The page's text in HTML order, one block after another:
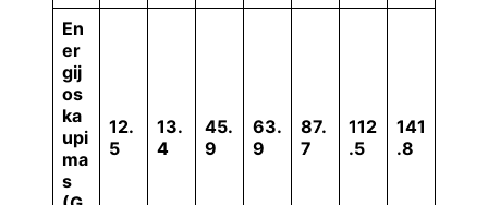
En
er
gij
os
ka
upi
ma
s
12.
5
13.
4
45.
9
63.
9
87.
7
112
.5
141
.8